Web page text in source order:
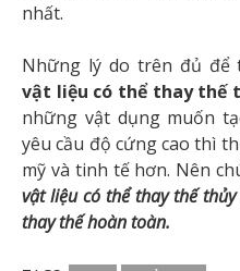
nhất.
Những lý do trên đủ để
vật liệu có thể thay thế
những vật dụng muốn
yêu cầu độ cứng cao thì
mỹ và tinh tế hơn. Nên
vật liệu có thể thay thế
thay thế hoàn toàn.